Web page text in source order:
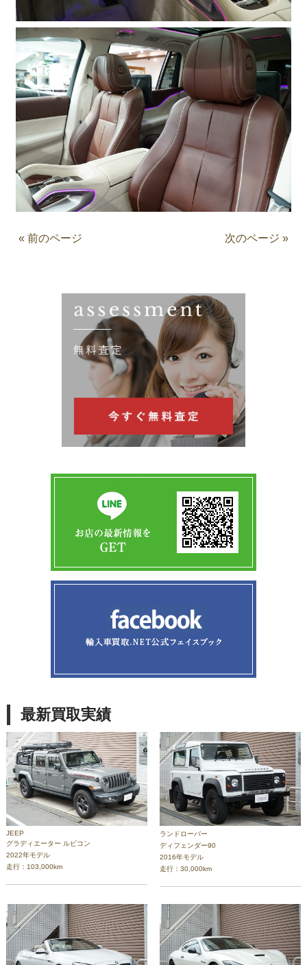
« 前のページ 次のページ »
最新買取実績
JEEP
グラディエーター ルビコン
2022年モデル
走行：103,000km
ランドローバー
ディフェンダー90
2016年モデル
走行：30,000km